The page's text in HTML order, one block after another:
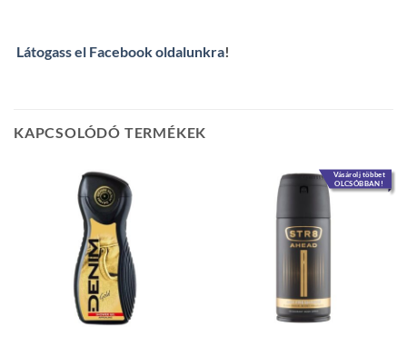
Látogass el Facebook oldalunkra!
KAPCSOLÓDÓ TERMÉKEK
Vásárolj többet
OLCSÓBBAN!